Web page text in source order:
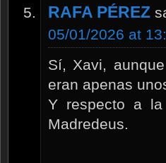
RAFA PÉREZ
05/01/2026 at
Sí, Xavi,
eran apenas
Y respecto a la
Madredeus.